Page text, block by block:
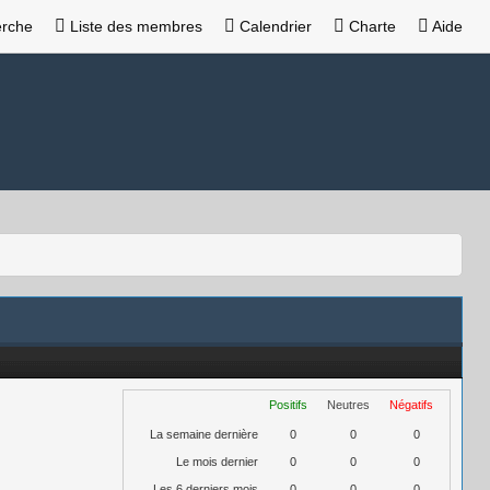
Liste des membres Calendrier Charte Aide
Positifs Neutres Négatifs
La semaine dernière 0 0 0
Le mois dernier 0 0 0